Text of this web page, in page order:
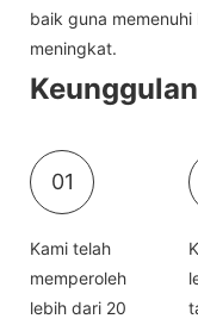
baik guna
meningkat.
01
Kami telah
memperoleh
lebih dari 20